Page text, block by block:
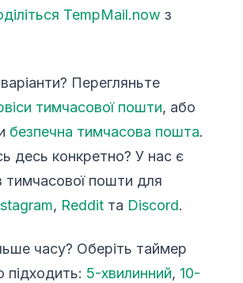
TempMail.now з
Перегляньте
тимчасової пошти, або
безпечна тимчасова пошта.
десь конкретно? У нас є
тимчасової пошти для
, Reddit та Discord.
часу? Оберіть таймер
підходить: 5-хвилинний, 10-